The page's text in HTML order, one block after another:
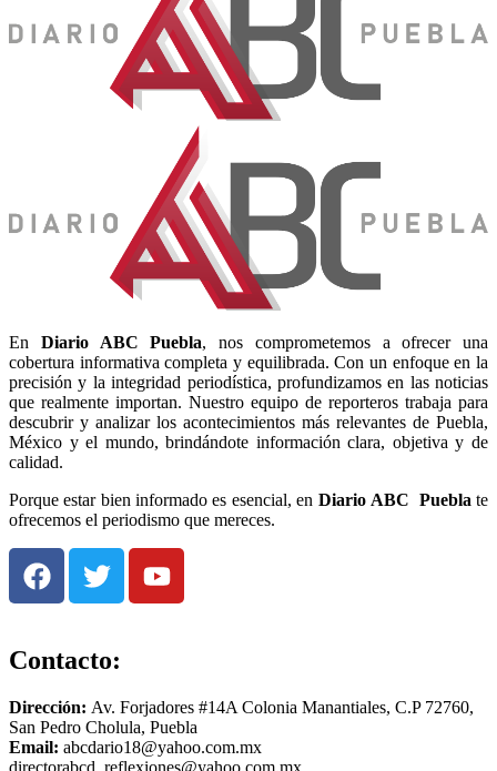
En Diario ABC Puebla, nos comprometemos a ofrecer una
cobertura informativa completa y equilibrada. Con un enfoque en la
precisión y la integridad periodística, profundizamos en las noticias
que realmente importan. Nuestro equipo de reporteros trabaja para
descubrir y analizar los acontecimientos más relevantes de Puebla,
México y el mundo, brindándote información clara, objetiva y de
calidad.
Porque estar bien informado es esencial, en Diario ABC Pueblate
ofrecemos el periodismo que mereces.
Contacto:
Dirección: Av. Forjadores #14A Colonia Manantiales, C.P 72760,
San Pedro Cholula, Puebla
Email: abcdario18@yahoo.com.mx